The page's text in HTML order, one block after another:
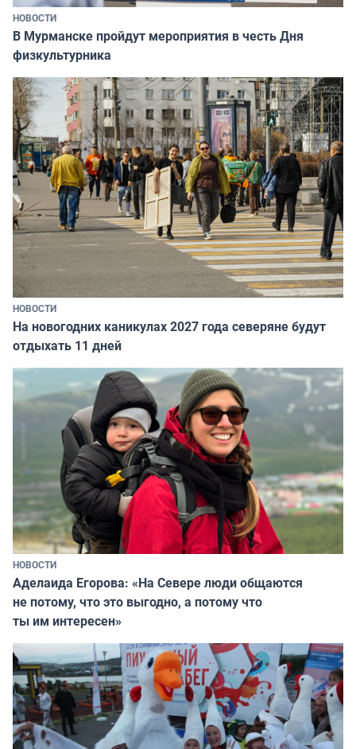
НОВОСТИ
В Мурманске пройдут мероприятия в честь Дня
физкультурника
НОВОСТИ
На новогодних каникулах 2027 года северяне будут
отдыхать 11 дней
НОВОСТИ
Аделаида Егорова: «На Севере люди общаются
не потому, что это выгодно, а потому что
ты им интересен»